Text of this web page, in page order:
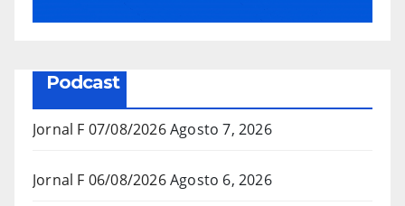
Podcast
Jornal F 07/08/2026Agosto 7, 2026
Jornal F 06/08/2026Agosto 6, 2026